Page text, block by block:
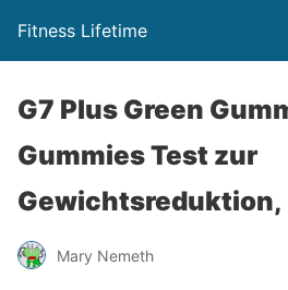
Fitness Lifetime
G7 Plus Green
Gummies Test zur
Gewichtsreduktion,
Mary Nemeth